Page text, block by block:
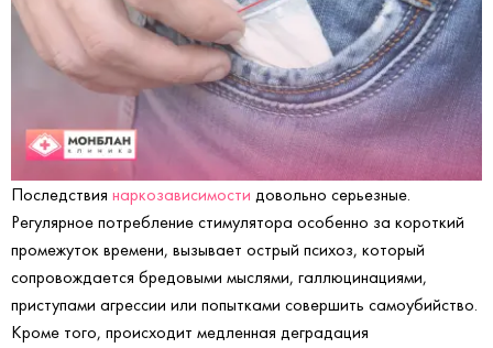
Последствия наркозависимости довольно серьезные.
Регулярное потребление стимулятора особенно за короткий
промежуток времени, вызывает острый психоз, который
сопровождается бредовыми мыслями, галлюцинациями,
приступами агрессии или попытками совершить самоубийство.
Кроме того, происходит медленная деградация